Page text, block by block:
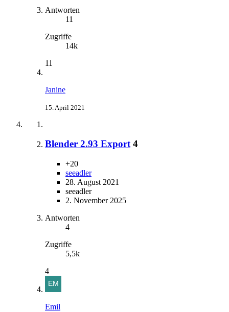
Antworten
11
Zugriffe
14k
11
Janine
15. April 2021
Blender 2.93 Export 4
+20
seeadler
28. August 2021
seeadler
2. November 2025
Antworten
4
Zugriffe
5,5k
4
Emil